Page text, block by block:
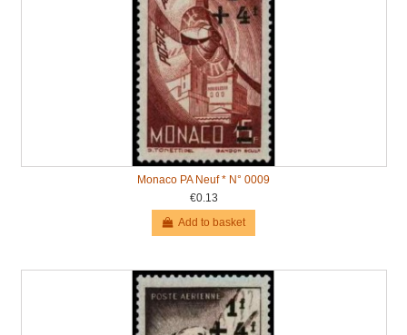
Monaco PA Neuf * N° 0009
€0.13
Add to basket